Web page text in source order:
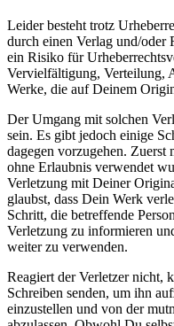
Leider besteht trotz
durch einen Verlag und/
ein Risiko für
Vervielfältigung, Verteilung,
Werke, die auf Deinem
Der Umgang mit solchen
sein. Es gibt jedoch einige
dagegen vorzugehen.
ohne Erlaubnis verwendet
Verletzung mit Deiner
glaubst, dass Dein Werk
Schritt, die betreffende
Verletzung zu informieren
weiter zu verwenden.
Reagiert der Verletzer nicht,
Schreiben senden, um ihn
einzustellen und von der